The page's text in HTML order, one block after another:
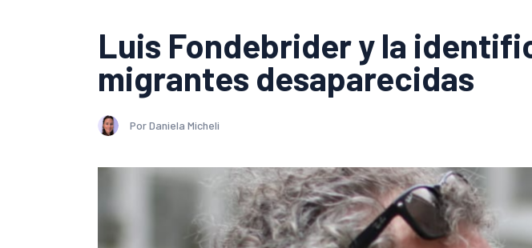
Luis Fondebrider y la
migrantes desaparecidas
Por Daniela Micheli